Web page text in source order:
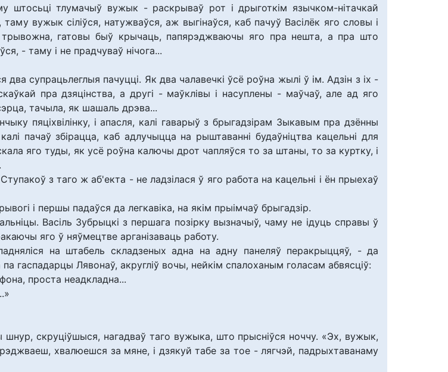
штосьці тлумачыў вужык - раскрываў рот і дрыготкім язычком-нітачкай
вужык сіліўся, натужваўся, аж выгінаўся, каб пачуў Васілёк яго словы і
трывожна, гатовы быў крычаць, папярэджваючы яго пра нешта, а пра што
- таму і не прадчуваў нічога...
супрацьлеглыя пачуцці. Як два чалавечкі ўсё роўна жылі ў ім. Адзін з іх -
пра дзяцінства, а другі - маўклівы і насуплены - маўчаў, але ад яго
тачыла, як шашаль дрэва...
пяціхвілінку, і апасля, калі гаварыў з брыгадзірам Зыкавым пра дзённы
пачаў збірацца, каб адлучыцца на рыштаванні будаўніцтва кацельні для
яго туды, як усё роўна калючы дрот чапляўся то за штаны, то за куртку, і
з таго ж аб'екта - не ладзілася ў яго работа на кацельні і ён прыехаў
і першы падаўся да легкавіка, на якім прыімчаў брыгадзір.
Васіль Зубрыцкі з першага позірку вызначыў, чаму не ідуць справы ў
яго ў няўмецтве арганізаваць работу.
на штабель складзеных адна на адну панеляў перакрыццяў, - да
гаспадарцы Лявонаў, акругліў вочы, нейкім спалоханым голасам абвясціў:
проста неадкладна...
скруціўшыся, нагадваў таго вужыка, што прысніўся ноччу. «Эх, вужык,
хвалюешся за мяне, і дзякуй табе за тое - лягчэй, падрыхтаванаму